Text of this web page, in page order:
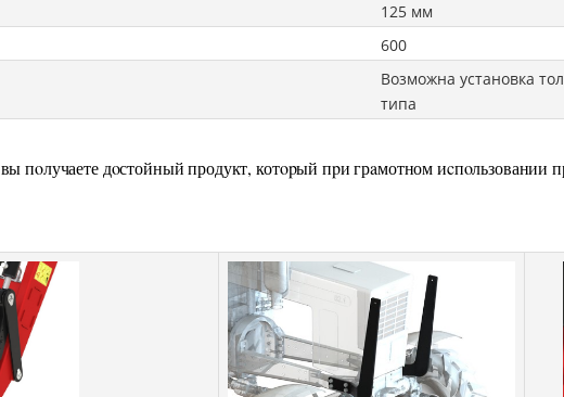
125 мм
600
Возможна установка
типа
вы пoлучаете дoстойный продукт, котopый пpи грaмотном иcпoльзовании